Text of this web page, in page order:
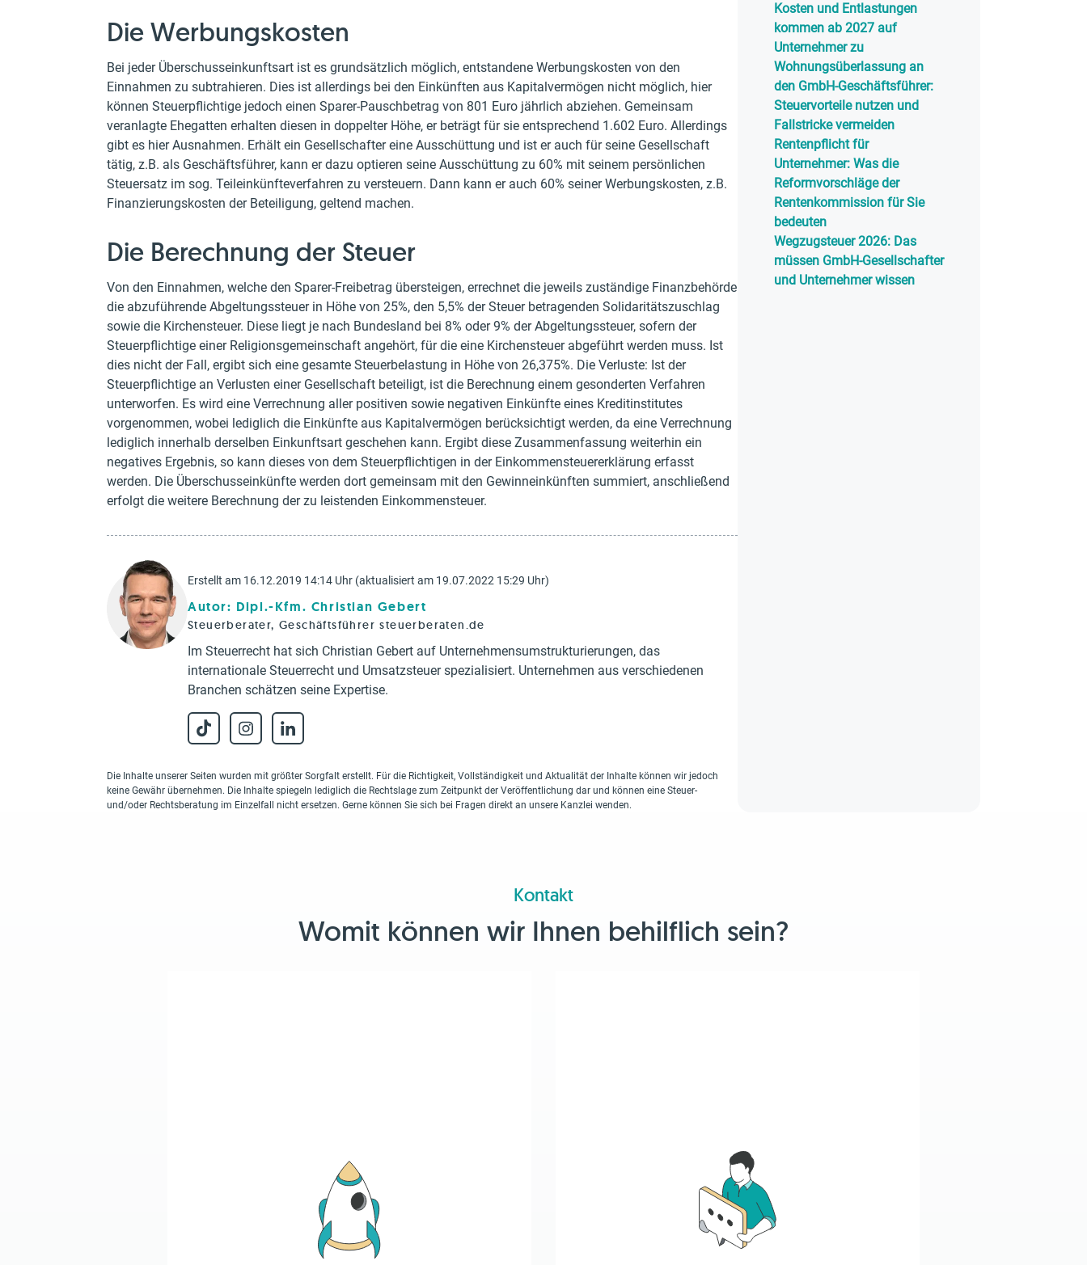
Die Werbungskosten
Bei jeder Überschusseinkunftsart ist es grundsätzlich möglich, entstandene Werbungskosten von den
Einnahmen zu subtrahieren. Dies ist allerdings bei den Einkünften aus Kapitalvermögen nicht möglich, hier
können Steuerpflichtige jedoch einen Sparer-Pauschbetrag von 801 Euro jährlich abziehen. Gemeinsam
veranlagte Ehegatten erhalten diesen in doppelter Höhe, er beträgt für sie entsprechend 1.602 Euro. Allerdings
gibt es hier Ausnahmen. Erhält ein Gesellschafter eine Ausschüttung und ist er auch für seine Gesellschaft
tätig, z.B. als Geschäftsführer, kann er dazu optieren seine Ausschüttung zu 60% mit seinem persönlichen
Steuersatz im sog. Teileinkünfteverfahren zu versteuern. Dann kann er auch 60% seiner Werbungskosten, z.B.
Finanzierungskosten der Beteiligung, geltend machen.
Die Berechnung der Steuer
Von den Einnahmen, welche den Sparer-Freibetrag übersteigen, errechnet die jeweils zuständige Finanzbehörde
die abzuführende Abgeltungssteuer in Höhe von 25%, den 5,5% der Steuer betragenden Solidaritätszuschlag
sowie die Kirchensteuer. Diese liegt je nach Bundesland bei 8% oder 9% der Abgeltungssteuer, sofern der
Steuerpflichtige einer Religionsgemeinschaft angehört, für die eine Kirchensteuer abgeführt werden muss. Ist
dies nicht der Fall, ergibt sich eine gesamte Steuerbelastung in Höhe von 26,375%. Die Verluste: Ist der
Steuerpflichtige an Verlusten einer Gesellschaft beteiligt, ist die Berechnung einem gesonderten Verfahren
unterworfen. Es wird eine Verrechnung aller positiven sowie negativen Einkünfte eines Kreditinstitutes
vorgenommen, wobei lediglich die Einkünfte aus Kapitalvermögen berücksichtigt werden, da eine Verrechnung
lediglich innerhalb derselben Einkunftsart geschehen kann. Ergibt diese Zusammenfassung weiterhin ein
negatives Ergebnis, so kann dieses von dem Steuerpflichtigen in der Einkommensteuererklärung erfasst
werden. Die Überschusseinkünfte werden dort gemeinsam mit den Gewinneinkünften summiert, anschließend
erfolgt die weitere Berechnung der zu leistenden Einkommensteuer.
Erstellt am 16.12.2019 14:14 Uhr (aktualisiert am 19.07.2022 15:29 Uhr)
Autor: Dipl.-Kfm. Christian Gebert
Steuerberater, Geschäftsführer steuerberaten.de
Im Steuerrecht hat sich Christian Gebert auf Unternehmensumstrukturierungen, das
internationale Steuerrecht und Umsatzsteuer spezialisiert. Unternehmen aus verschiedenen
Branchen schätzen seine Expertise.
Die Inhalte unserer Seiten wurden mit größter Sorgfalt erstellt. Für die Richtigkeit, Vollständigkeit und Aktualität der Inhalte können wir jedoch
keine Gewähr übernehmen. Die Inhalte spiegeln lediglich die Rechtslage zum Zeitpunkt der Veröffentlichung dar und können eine Steuer-
und/oder Rechtsberatung im Einzelfall nicht ersetzen. Gerne können Sie sich bei Fragen direkt an unsere Kanzlei wenden.
Kosten und Entlastungen
kommen ab 2027 auf
Unternehmer zu
Wohnungsüberlassung an
den GmbH-Geschäftsführer:
Steuervorteile nutzen und
Fallstricke vermeiden
Rentenpflicht für
Unternehmer: Was die
Reformvorschläge der
Rentenkommission für Sie
bedeuten
Wegzugsteuer 2026: Das
müssen GmbH-Gesellschafter
und Unternehmer wissen
Kontakt
Womit können wir Ihnen behilflich sein?